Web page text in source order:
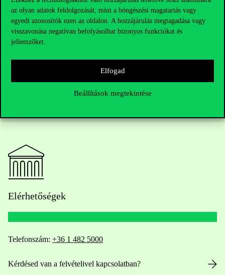
az olyan adatok feldolgozását, mint a böngészési magatartás vagy
egyedi azonosítók ezen az oldalon. A hozzájárulás megtagadása vagy
visszavonása negatívan befolyásolhat bizonyos funkciókat és
jellemzőket.
Elfogad
Beállítások megtekintése
Fontos:
A 2024-ben felvételizőkre új érettségi követelmények
várnak, amelyeket
itt gyűjtöttünk össze. A 2024-es felvételi
kiadványunkat pedig itt tudod elolvasni.
Elérhetőségek
Telefonszám: +36 1 482 5000
Kérdésed van a felvételivel kapcsolatban?